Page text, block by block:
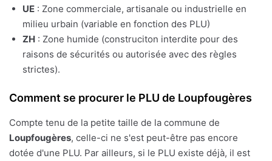
UE : Zone commerciale, artisanale ou industrielle en
milieu urbain (variable en fonction des PLU)
ZH : Zone humide (construciton interdite pour des
raisons de sécurités ou autorisée avec des règles
strictes).
Comment se procurer le PLU de Loupfougères
Compte tenu de la petite taille de la commune de
Loupfougères, celle-ci ne s'est peut-être pas encore
dotée d'une PLU. Par ailleurs, si le PLU existe déjà, il est